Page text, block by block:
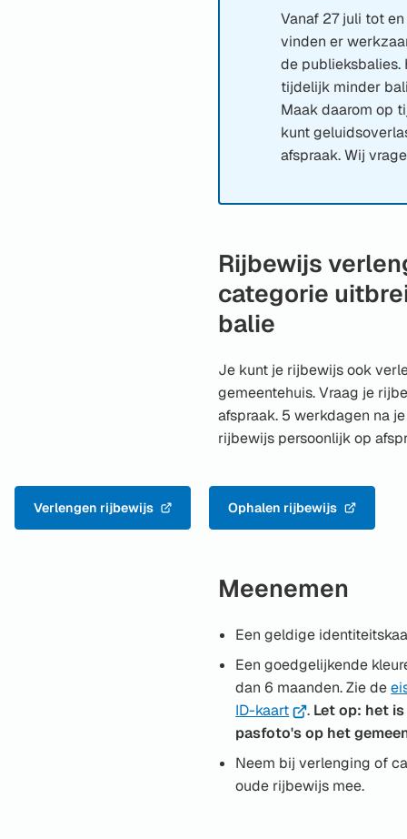
Vanaf 27 juli tot
vinden er
de publieksbalies.
tijdelijk minder
Maak daarom op
kunt
afspraak. Wij
Rijbewijs
categorie
balie
Je kunt je rijbewijs ook
gemeentehuis. Vraag je
afspraak. 5 werkdagen na
rijbewijs persoonlijk op
Verlengen rijbewijs
(Verwijst
Ophalen rijbewijs
(Verwijst
externe
website)
Meenemen
Een geldige
Een goedgelijkende
dan 6 maanden. Zie de
ID-kaart(Verwijst
naar
een
externe
. Let op: het
pasfoto's op het
Neem bij verlenging of
oude rijbewijs mee.